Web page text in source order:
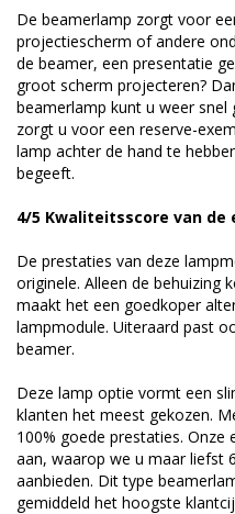
De beamerlamp zorgt voor
projectiescherm of andere
de beamer, een presentatie
groot scherm projecteren?
beamerlamp kunt u weer
zorgt u voor een reserve-
lamp achter de hand te
begeeft.
4/5 Kwaliteitsscore van de
De prestaties van deze
originele. Alleen de behuizing
maakt het een goedkoper
lampmodule. Uiteraard past
beamer.
Deze lamp optie vormt een
klanten het meest gekozen.
100% goede prestaties. Onze
aan, waarop we u maar liefst
aanbieden. Dit type
gemiddeld het hoogste